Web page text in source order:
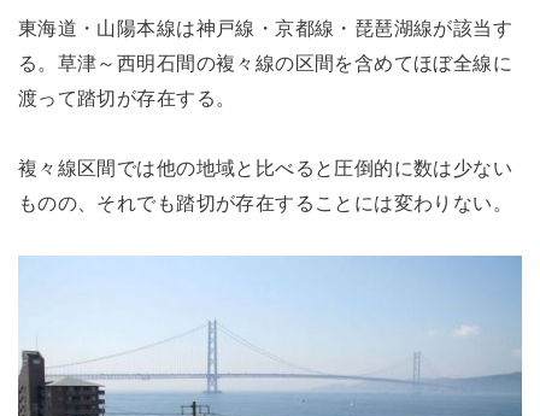
東海道・山陽本線は神戸線・京都線・琵琶湖線が該当す
る。草津～西明石間の複々線の区間を含めてほぼ全線に
渡って踏切が存在する。
複々線区間では他の地域と比べると圧倒的に数は少ない
ものの、それでも踏切が存在することには変わりない。